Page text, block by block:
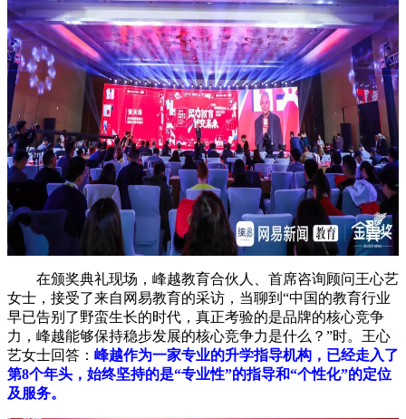
在颁奖典礼现场，峰越教育合伙人、首席咨询顾问王心艺
女士，接受了来自网易教育的采访，当聊到“中国的教育行业
早已告别了野蛮生长的时代，真正考验的是品牌的核心竞争
力，峰越能够保持稳步发展的核心竞争力是什么？”时。王心
艺女士回答： 峰越作为一家专业的升学指导机构，已经走入了
第8个年头，始终坚持的是“专业性”的指导和“个性化”的定位
及服务。